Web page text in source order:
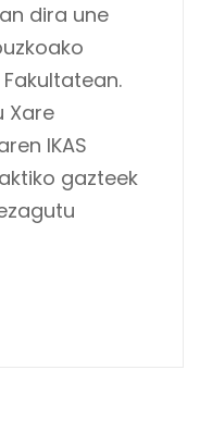
dira une
Xare
IKAS
gazteek